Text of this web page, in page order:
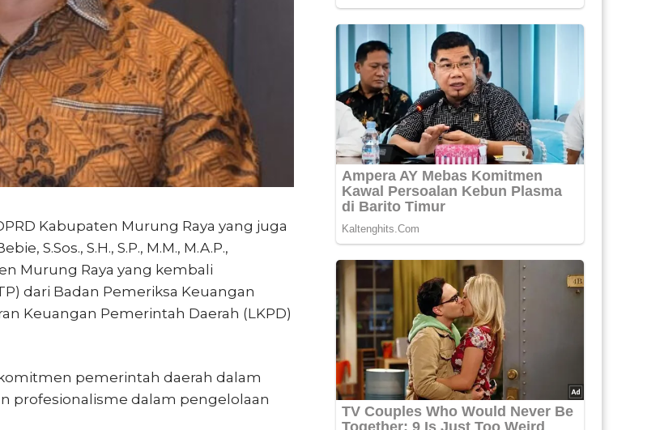
Kabupaten Murung Raya yang juga
S.Sos., S.H., S.P., M.M., M.A.P.,
Murung Raya yang kembali
dari Badan Pemeriksa Keuangan
Keuangan Pemerintah Daerah (LKPD)
pemerintah daerah dalam
profesionalisme dalam pengelolaan